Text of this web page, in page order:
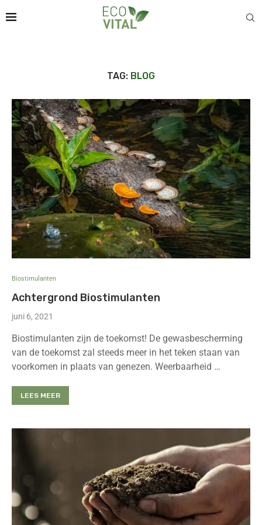
TAG: BLOG
Biostimulanten
Achtergrond Biostimulanten
juni 6, 2021
Biostimulanten zijn de toekomst! De gewasbescherming
van de toekomst zal steeds meer in het teken staan van
voorkomen in plaats van genezen. Weerbaarheid …
LEES MEER